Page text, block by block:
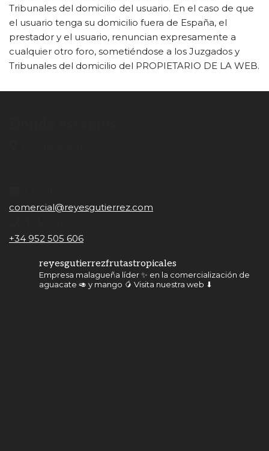
Tribunales del domicilio del usuario. En el caso de que
el usuario tenga su domicilio fuera de España, el
prestador y el usuario, renuncian expresamente a
cualquier otro foro, sometiéndose a los Juzgados y
Tribunales del domicilio del PROPIETARIO DE LA WEB.
comercial@reyesgutierrez.com
+34 952 505 606
reyesgutierrezfrutastropicales
Empresa malagueña líder ✨ en la comercialización de
aguacate 🥑 y mango 🥭 Visita nuestra web ⬇